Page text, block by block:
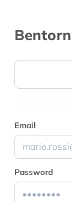
Email
Password